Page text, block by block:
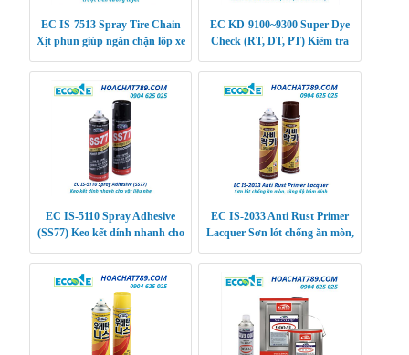
EC IS-7513 Spray Tire Chain
Xịt phun giúp ngăn chặn lốp xe
EC KD-9100~9300 Super Dye
Check (RT, DT, PT) Kiểm tra
EC IS-5110 Spray Adhesive
(SS77) Keo kết dính nhanh cho
EC IS-2033 Anti Rust Primer
Lacquer Sơn lót chống ăn mòn,